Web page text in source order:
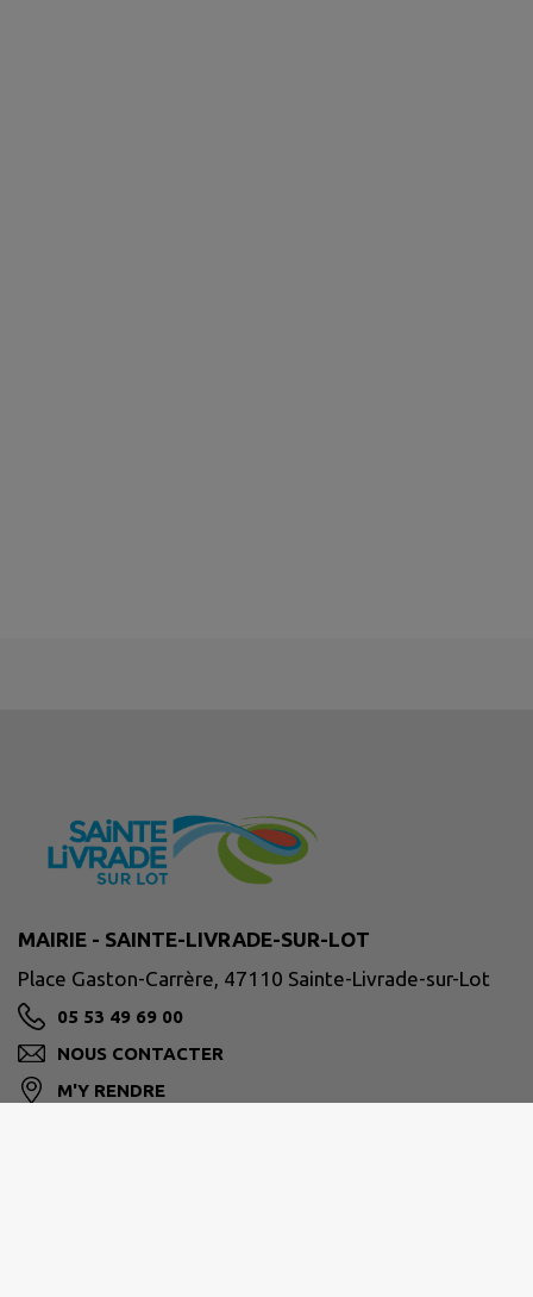
MAIRIE - SAINTE-LIVRADE-SUR-LOT
Place Gaston-Carrère, 47110 Sainte-Livrade-sur-Lot
05 53 49 69 00
NOUS CONTACTER
M'Y RENDRE